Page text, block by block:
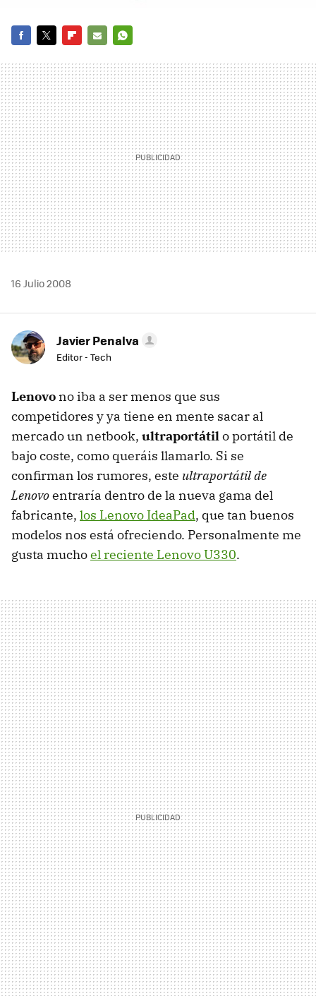
MAIL
16 Julio 2008
Javier Penalva
Editor - Tech
Lenovo no iba a ser menos que sus
competidores y ya tiene en mente sacar al
mercado un netbook, ultraportátilo portátil de
bajo coste, como queráis llamarlo. Si se
confirman los rumores, este ultraportátil de
Lenovoentraría dentro de la nueva gama del
fabricante, los Lenovo IdeaPad, que tan buenos
modelos nos está ofreciendo. Personalmente me
gusta muchoel reciente Lenovo U330.